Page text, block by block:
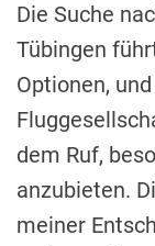
Die Suche
Tübingen
Optionen,
dem Ruf,
anzubieten.
meiner